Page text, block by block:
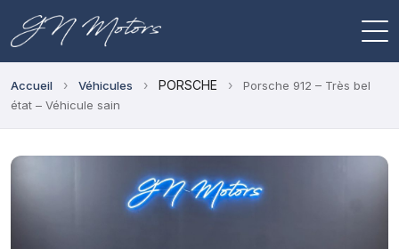
Accueil › Véhicules › PORSCHE ›
Porsche 912 – Très bel
état – Véhicule sain